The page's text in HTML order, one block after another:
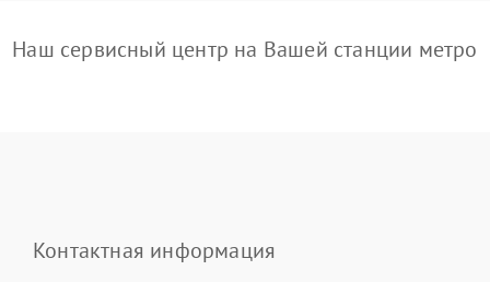
Наш сервисный центр на Вашей станции метро
Контактная информация